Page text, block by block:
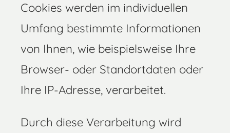
Cookies werden im individuellen
Umfang bestimmte Informationen
von Ihnen, wie beispielsweise Ihre
Browser- oder Standortdaten oder
Ihre IP-Adresse, verarbeitet.
Durch diese Verarbeitung wird